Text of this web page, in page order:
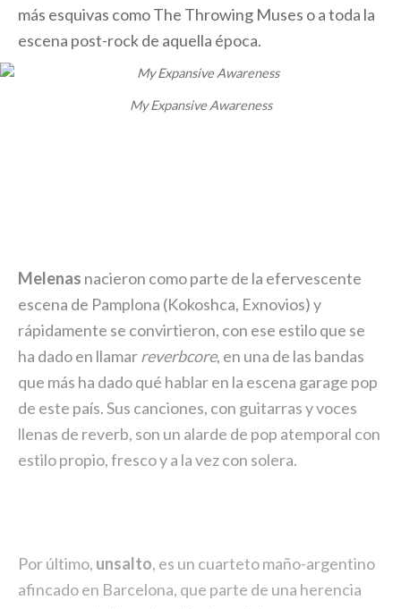
más esquivas como The Throwing Muses o a toda la
escena post-rock de aquella época.
My Expansive Awareness
Melenas nacieron como parte de la efervescente
escena de Pamplona (Kokoshca, Exnovios) y
rápidamente se convirtieron, con ese estilo que se
ha dado en llamarreverbcore, en una de las bandas
que más ha dado qué hablar en la escena garage pop
de este país. Sus canciones, con guitarras y voces
llenas de reverb, son un alarde de pop atemporal con
estilo propio, fresco y a la vez con solera.
Por último, unsalto, es un cuarteto maño-argentino
afincado en Barcelona, que parte de una herencia